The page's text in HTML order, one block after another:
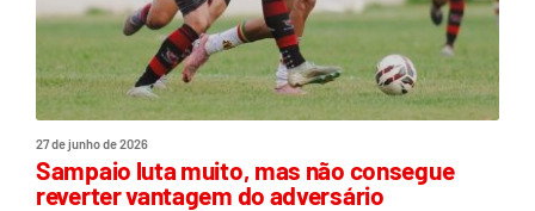
27 de junho de 2026
Sampaio luta muito, mas não consegue
reverter vantagem do adversário